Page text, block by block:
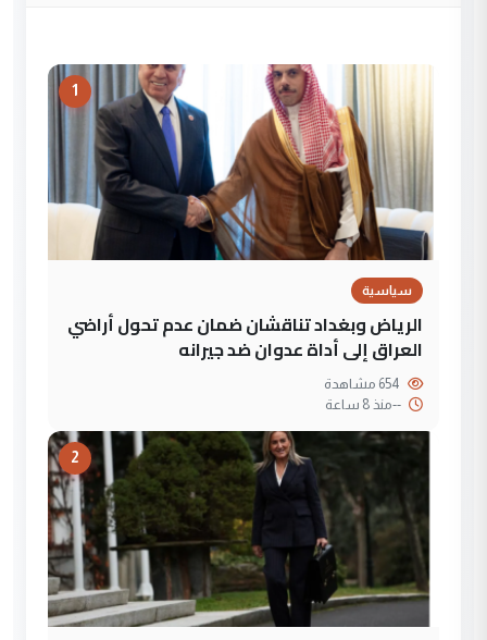
1
سياسية
الرياض وبغداد تناقشان ضمان عدم تحول أراضي
العراق إلى أداة عدوان ضد جيرانه
--منذ 8 ساعة
2